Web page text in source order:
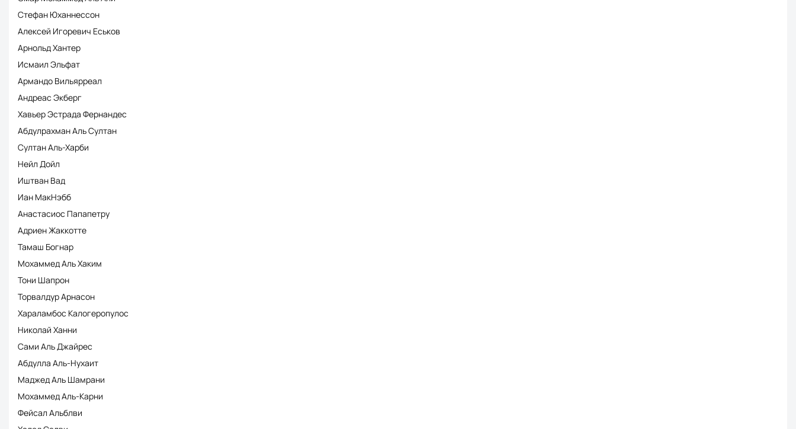
Стефан Юханнессон
Алексей Игоревич Еськов
Арнольд Хантер
Исмаил Эльфат
Армандо Вильярреал
Андреас Экберг
Хавьер Эстрада Фернандес
Абдулрахман Аль Султан
Султан Аль-Харби
Нейл Дойл
Иштван Вад
Иан МакНэбб
Анастасиос Папапетру
Адриен Жаккотте
Тамаш Богнар
Мохаммед Аль Хаким
Тони Шапрон
Торвалдур Арнасон
Хараламбос Калогеропулос
Николай Ханни
Сами Аль Джайрес
Абдулла Аль-Нухаит
Маджед Аль Шамрани
Мохаммед Аль-Карни
Фейсал Альблви